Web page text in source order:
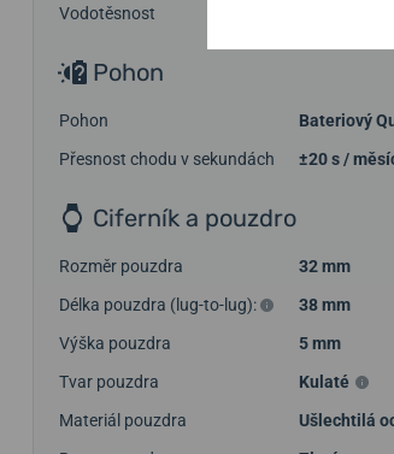
Vodotěsnost
Pohon
Pohon
Bateriový
Přesnost chodu v sekundách
±20 s /
Ciferník a pouzdro
Rozměr pouzdra
32 mm
Délka pouzdra (lug-to-lug):
38 mm
Výška pouzdra
5 mm
Tvar pouzdra
Kulaté
Materiál pouzdra
Ušlechtilá